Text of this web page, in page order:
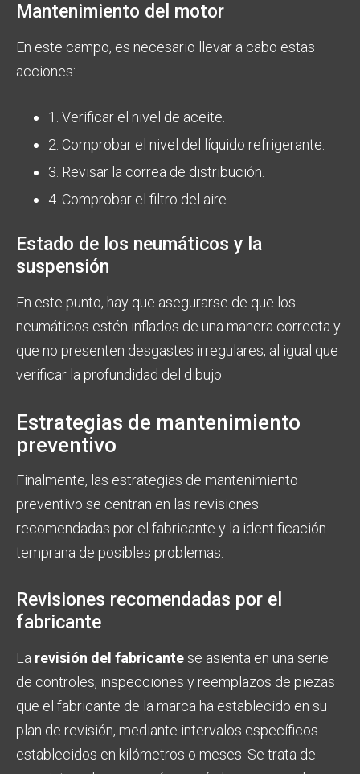
Mantenimiento del motor
En este campo, es necesario llevar a cabo estas
acciones:
1. Verificar el nivel de aceite.
2. Comprobar el nivel del líquido refrigerante.
3. Revisar la correa de distribución.
4. Comprobar el filtro del aire.
Estado de los neumáticos y la
suspensión
En este punto, hay que asegurarse de que los
neumáticos estén inflados de una manera correcta y
que no presenten desgastes irregulares, al igual que
verificar la profundidad del dibujo.
Estrategias de mantenimiento
preventivo
Finalmente, las estrategias de mantenimiento
preventivo se centran en las revisiones
recomendadas por el fabricante y la identificación
temprana de posibles problemas.
Revisiones recomendadas por el
fabricante
La revisión del fabricantese asienta en una serie
de controles, inspecciones y reemplazos de piezas
que el fabricante de la marca ha establecido en su
plan de revisión, mediante intervalos específicos
establecidos en kilómetros o meses. Se trata de